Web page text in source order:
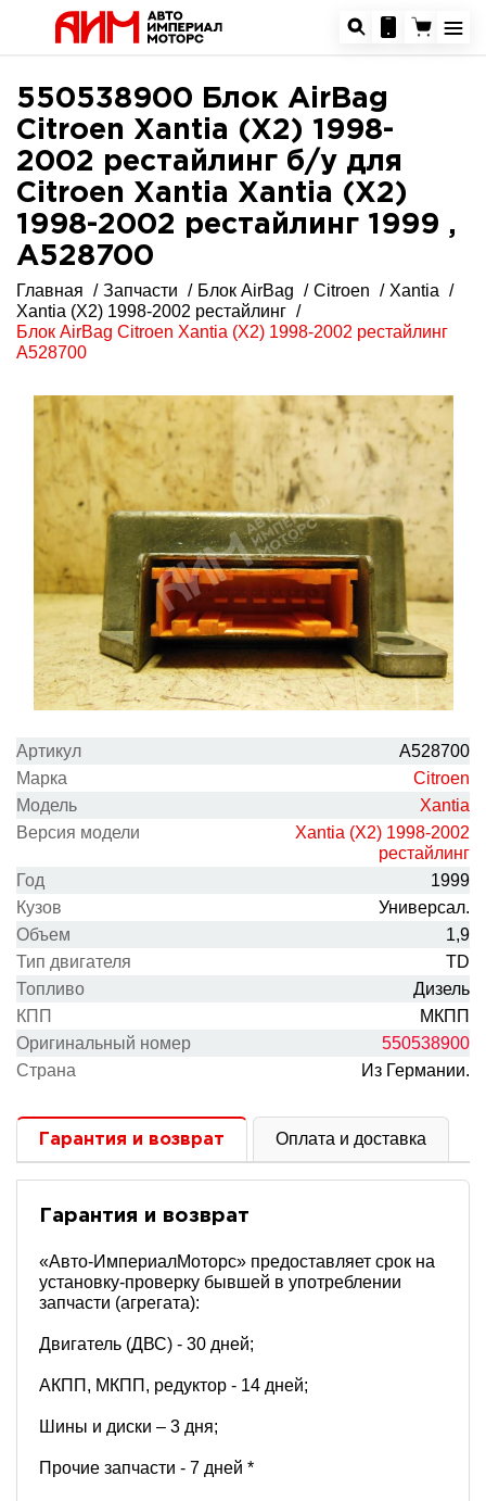
550538900 Блок AirBag
Citroen Xantia (X2) 1998-
2002 рестайлинг б/у для
Citroen Xantia Xantia (X2)
1998-2002 рестайлинг 1999 ,
A528700
Главная Запчасти Блок AirBag Citroen
Xantia
Xantia (X2) 1998-2002 рестайлинг
Блок AirBag Citroen Xantia (X2) 1998-2002 рестайлинг
A528700
Артикул
A528700
Марка
Citroen
Модель
Xantia
Версия модели
Xantia (X2) 1998-2002
рестайлинг
Год
1999
Кузов
Универсал.
Объем
1,9
Тип двигателя
TD
Топливо
Дизель
КПП
МКПП
Оригинальный номер
550538900
Cтрана
Из Германии.
Гарантия и возврат Оплата и доставка
Гарантия и возврат
«Авто-ИмпериалМоторс» предоставляет срок на
установку-проверку бывшей в употреблении
запчасти (агрегата):
Двигатель (ДВС) - 30 дней;
АКПП, МКПП, редуктор - 14 дней;
Шины и диски – 3 дня;
Прочие запчасти - 7 дней *